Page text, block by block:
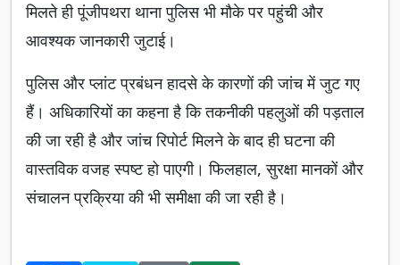
मिलते ही पूंजीपथरा थाना पुलिस भी मौके पर पहुंची और
आवश्यक जानकारी जुटाई।
पुलिस और प्लांट प्रबंधन हादसे के कारणों की जांच में जुट गए
हैं। अधिकारियों का कहना है कि तकनीकी पहलुओं की पड़ताल
की जा रही है और जांच रिपोर्ट मिलने के बाद ही घटना की
वास्तविक वजह स्पष्ट हो पाएगी। फिलहाल, सुरक्षा मानकों और
संचालन प्रक्रिया की भी समीक्षा की जा रही है।